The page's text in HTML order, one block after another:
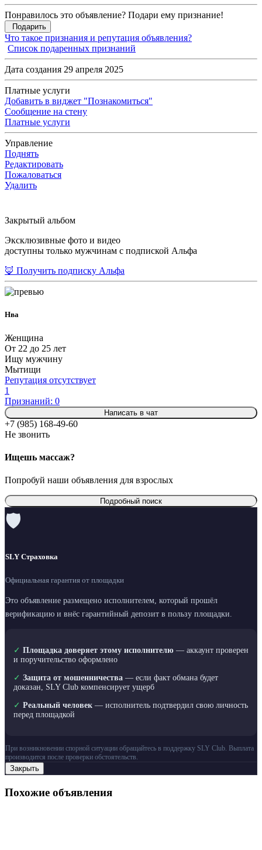
Понравилось это объявление? Подари ему признание!
Подарить
Что такое признания и репутация объявления?
Список подаренных признаний
Дата создания 29 апреля 2025
Платные услуги
Добавить в виджет "Познакомиться"
Сообщение на стену
Платные услуги
Управление
Поднять
Редактировать
Пожаловаться
Удалить
Закрытый альбом
Эксклюзивные фото и видео
доступны только мужчинам с подпиской Альфа
🦊 Получить подписку Альфа
Нва
Женщина
От 22 до 25 лет
Ищу мужчину
Мытищи
Репутация отсутствует
1
Признаний: 0
Написать в чат
+7 (985) 168-49-60
Не звонить
Ищешь массаж?
Попробуй наши объявления для взрослых
Подробный поиск
🛡
SLY Страховка
Официальная гарантия от площадки
Это объявление размещено исполнителем, который прошёл
верификацию и внёс гарантийный депозит в пользу площадки.
✓ Площадка доверяет этому исполнителю — аккаунт проверен
и поручительство оформлено
✓ Защита от мошенничества — если факт обмана будет
доказан, SLY Club компенсирует ущерб
✓ Реальный человек — исполнитель подтвердил свою личность
перед площадкой
При возникновении спорной ситуации обращайтесь в поддержку SLY Club. Выплата
производится после проверки обстоятельств.
Закрыть
Похожие объявления